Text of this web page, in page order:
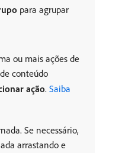
para agrupar
ou mais ações de
conteúdo
ação. Saiba
Se necessário,
arrastando e